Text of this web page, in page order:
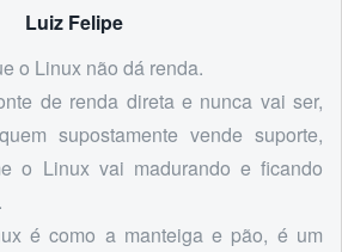
Luiz Felipe
o Linux não dá renda.
de renda direta e nunca vai ser,
supostamente vende suporte,
o Linux vai madurando e ficando
é como a manteiga e pão, é um